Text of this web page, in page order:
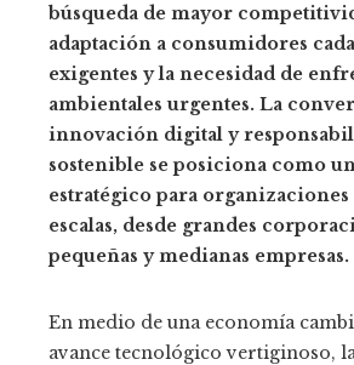
búsqueda de mayor
adaptación a consumidores
exigentes y la necesidad de
ambientales urgentes. La
innovación digital y
sostenible se posiciona como
estratégico para organizaciones
escalas, desde grandes
pequeñas y medianas empresas.
En medio de una economía
avance tecnológico vertiginoso,